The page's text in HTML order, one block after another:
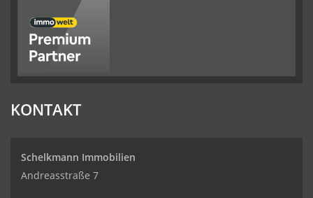
KONTAKT
Schelkmann Immobilien
Andreasstraße 7